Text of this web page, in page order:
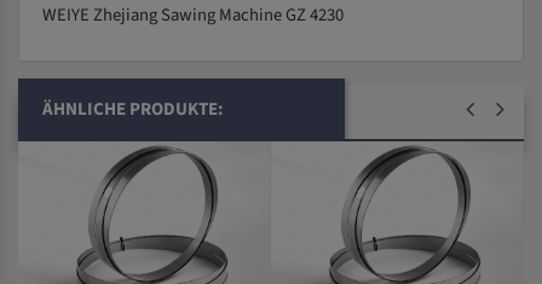
WEIYE Zhejiang Sawing Machine GZ 4230
ÄHNLICHE PRODUKTE: